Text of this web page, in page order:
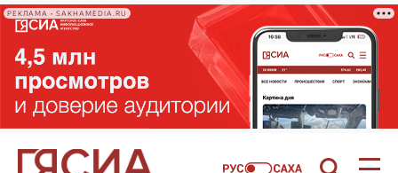
РЕКЛАМА • SAKHAMEDIA.RU